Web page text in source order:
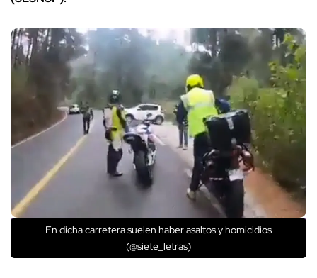
En dicha carretera suelen haber asaltos y homicidios
(@siete_letras)